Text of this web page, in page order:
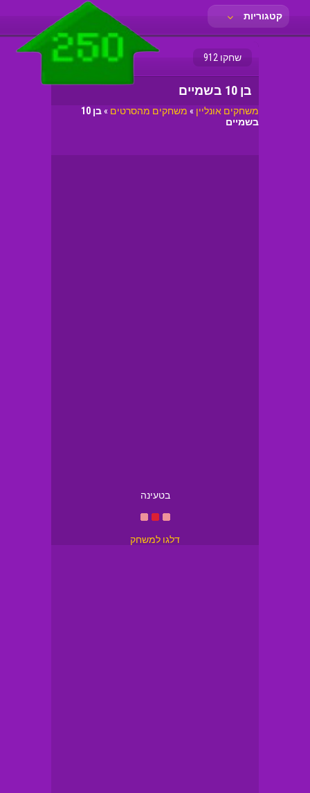
קטגוריות
שחקו 912
בן 10 בשמיים
משחקים אונליין » משחקים מהסרטים »
בן 10
בשמיים
בטעינה
דלגו למשחק